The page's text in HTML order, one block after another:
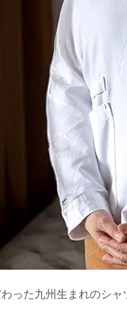
った九州生まれのシャ